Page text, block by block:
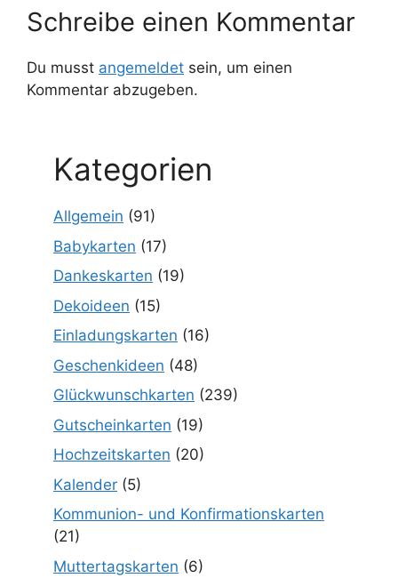
Schreibe einen Kommentar
Du musst angemeldet sein, um einen
Kommentar abzugeben.
Kategorien
Allgemein (91)
Babykarten (17)
Dankeskarten (19)
Dekoideen (15)
Einladungskarten (16)
Geschenkideen (48)
Glückwunschkarten (239)
Gutscheinkarten (19)
Hochzeitskarten (20)
Kalender (5)
Kommunion- und Konfirmationskarten
(21)
Muttertagskarten (6)